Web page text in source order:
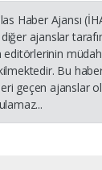
Haber Ajansı
ajanslar
Bu
geçen ajanslar